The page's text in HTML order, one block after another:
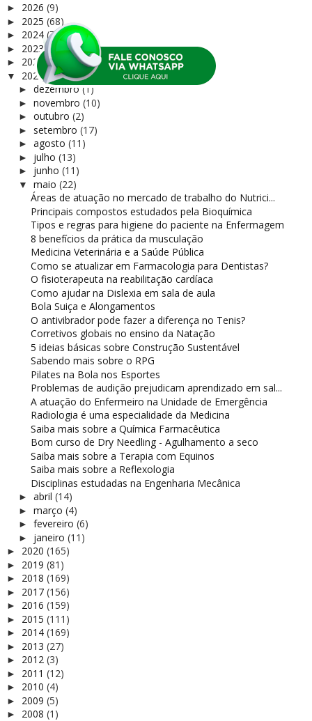
► 2026 (9)
► 2025 (68)
► 2024 (72)
► 2023 (75)
► 2022(37)
▼ 2021(122)
► dezembro(1)
► novembro (10)
► outubro (2)
► setembro (17)
► agosto (11)
► julho (13)
► junho (11)
▼ maio (22)
Áreas de atuação no mercado de trabalho do Nutrici...
Principais compostos estudados pela Bioquímica
Tipos e regras para higiene do paciente na Enfermagem
8 benefícios da prática da musculação
Medicina Veterinária e a Saúde Pública
Como se atualizar em Farmacologia para Dentistas?
O fisioterapeuta na reabilitação cardíaca
Como ajudar na Dislexia em sala de aula
Bola Suiça e Alongamentos
O antivibrador pode fazer a diferença no Tenis?
Corretivos globais no ensino da Natação
5 ideias básicas sobre Construção Sustentável
Sabendo mais sobre o RPG
Pilates na Bola nos Esportes
Problemas de audição prejudicam aprendizado em sal...
A atuação do Enfermeiro na Unidade de Emergência
Radiologia é uma especialidade da Medicina
Saiba mais sobre a Química Farmacêutica
Bom curso de Dry Needling - Agulhamento a seco
Saiba mais sobre a Terapia com Equinos
Saiba mais sobre a Reflexologia
Disciplinas estudadas na Engenharia Mecânica
► abril (14)
► março (4)
► fevereiro (6)
► janeiro (11)
► 2020 (165)
► 2019 (81)
► 2018 (169)
► 2017 (156)
► 2016 (159)
► 2015 (111)
► 2014 (169)
► 2013 (27)
► 2012 (3)
► 2011 (12)
► 2010 (4)
► 2009 (5)
► 2008 (1)